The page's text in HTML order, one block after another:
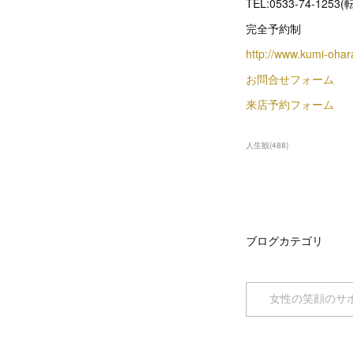
TEL:0533-74-1253(
完全予約制
http://www.kumi-
お問合せフォーム
来店予約フォーム
人生観(488)
ブログカテゴリ
女性の笑顔のサ